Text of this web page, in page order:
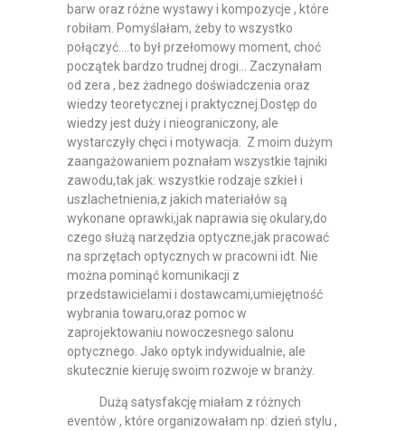
barw oraz różne wystawy i kompozycje , które
robiłam. Pomyślałam, żeby to wszystko
połączyć….to był przełomowy moment, choć
początek bardzo trudnej drogi… Zaczynałam
od zera , bez żadnego doświadczenia oraz
wiedzy teoretycznej i praktycznej.Dostęp do
wiedzy jest duży i nieograniczony, ale
wystarczyły chęci i motywacja. Z moim dużym
zaangażowaniem poznałam wszystkie tajniki
zawodu,tak jak: wszystkie rodzaje szkieł i
uszlachetnienia,z jakich materiałów są
wykonane oprawki,jak naprawia się okulary,do
czego służą narzędzia optyczne,jak pracować
na sprzętach optycznych w pracowni idt. Nie
można pominąć komunikacji z
przedstawicielami i dostawcami,umiejętność
wybrania towaru,oraz pomoc w
zaprojektowaniu nowoczesnego salonu
optycznego. Jako optyk indywidualnie, ale
skutecznie kieruję swoim rozwoje w branży.
Dużą satysfakcję miałam z różnych
eventów , które organizowałam np: dzień stylu ,